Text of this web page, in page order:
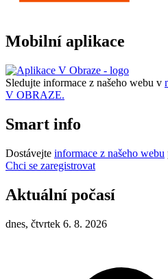
Mobilní aplikace
Sledujte informace z našeho webu v
V OBRAZE.
Smart info
Dostávejte informace z našeho webu
Chci se zaregistrovat
Aktuální počasí
dnes, čtvrtek 6. 8. 2026